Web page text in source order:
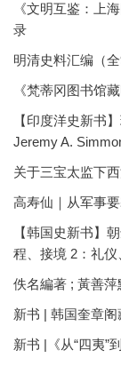
《文明互鉴：上
录
明清史料汇编（全
《梵蒂冈图书馆
【印度洋史新书
Jeremy A.
关于三宝太监下
高寿仙｜从军事
【韩国史新书】
程、接境 2：礼
佚名編著 ; 黃善萍
新书 | 韩国奎章阁
新书 |《从“四夷”